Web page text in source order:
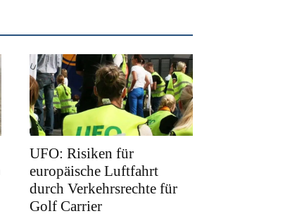
UFO: Risiken für
europäische Luftfahrt
durch Verkehrsrechte für
Golf Carrier